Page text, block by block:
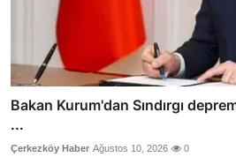
Bakan Kurum'dan Sındırgı
...
Çerkezköy Haber Ağustos 10, 2026 0